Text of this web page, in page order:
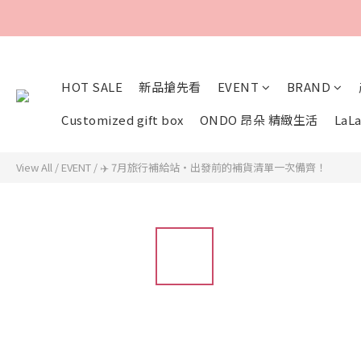
HOT SALE 新品搶先看 EVENT BRAND
Customized gift box
ONDO 昂朵 精緻生活
View All / EVENT / ✈️ 7月旅行補給站・出發前的補貨清單一次備齊！